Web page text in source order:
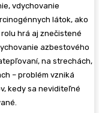
vdychovanie
látok, ako
hrá aj znečistené
azbestového
na strechách,
– problém vzniká
kedy sa neviditeľné